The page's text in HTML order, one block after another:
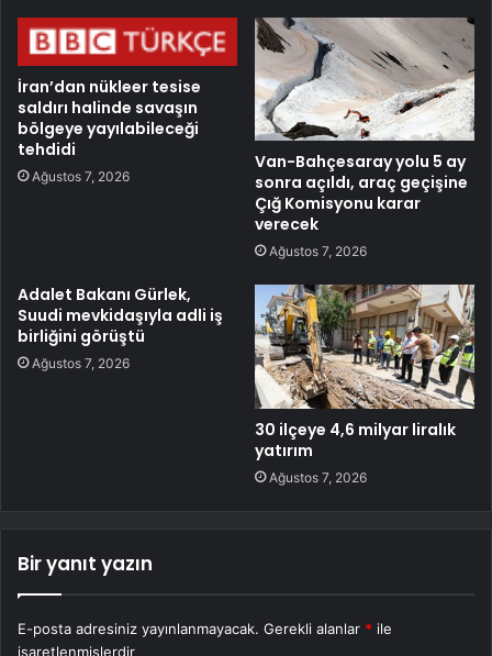
İran’dan nükleer tesise
saldırı halinde savaşın
bölgeye yayılabileceği
tehdidi
Ağustos 7, 2026
Van-Bahçesaray yolu 5 ay
sonra açıldı, araç geçişine
Çığ Komisyonu karar
verecek
Ağustos 7, 2026
Adalet Bakanı Gürlek,
Suudi mevkidaşıyla adli iş
birliğini görüştü
Ağustos 7, 2026
30 ilçeye 4,6 milyar liralık
yatırım
Ağustos 7, 2026
Bir yanıt yazın
E-posta adresiniz yayınlanmayacak. Gerekli alanlar * ile
işaretlenmişlerdir